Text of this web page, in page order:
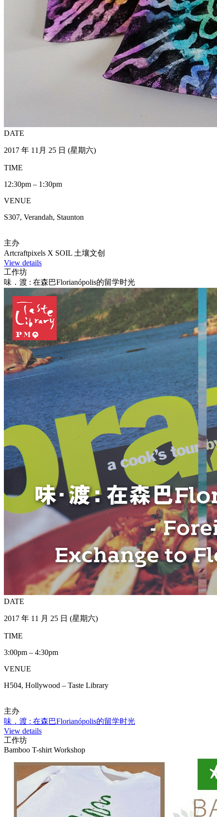
DATE
2017 年 11月 25 日 (星期六)
TIME
12:30pm – 1:30pm
VENUE
S307, Verandah, Staunton
主办
Artcraftpixels X SOIL 土壤文创
View details
工作坊
味．渡 : 在森巴Florianópolis的留学时光
DATE
2017 年 11 月 25 日 (星期六)
TIME
3:00pm – 4:30pm
VENUE
H504, Hollywood – Taste Library
主办
味．渡 : 在森巴Florianópolis的留学时光
View details
工作坊
Bamboo T-shirt Workshop